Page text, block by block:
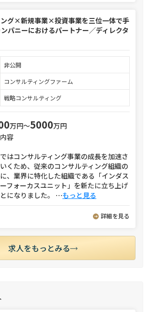
ング×新規事業×投資事業を三位一体で手
パニーにおけるパートナー／ディレクタ
非公開
コンサルティングファーム
戦略コンサルティング
万円〜5000万円
容
はコンサルティング事業の成長を加速さ
くため、従来のコンサルティング組織の
、業界に特化した組織である「インダス
フォーカスユニット」を新たに立ち上げ
になりました。 ⋯もっと見る
詳細を見る
求人をもっとみる